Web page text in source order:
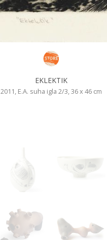
EKLEKTIK
2011, E.A. suha igla 2/3, 36 x 46 cm